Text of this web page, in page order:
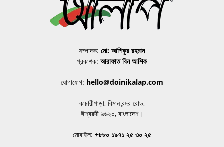
সম্পাদক: মো: আশিকুর রহমান
প্রকাশক: আরাফাত বিন আশিক
যোগাযোগ: hello@doinikalap.com
কাচারীপাড়া, বিমান বন্দর রোড,
ঈশ্বরদী ৬৬২০, বাংলাদেশ।
মোবাইল: +৮৮০ ১৯৭১ ২৫ ৩০ ২৫